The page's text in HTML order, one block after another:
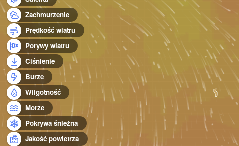
Zachmurzenie
Prędkość wiatru
Porywy wiatru
Ciśnienie
Burze
Wilgotność
Morze
Pokrywa śnieżna
Jakość powietrza